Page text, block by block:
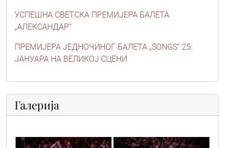
УСПЕШНА СВЕТСКА ПРЕМИЈЕРА БАЛЕТА
„АЛЕКСАНДАР“
ПРЕМИЈЕРА ЈЕДНОЧИНОГ БАЛЕТА „SONGS“ 25.
ЈАНУАРА НА ВЕЛИКОЈ СЦЕНИ
Галерија